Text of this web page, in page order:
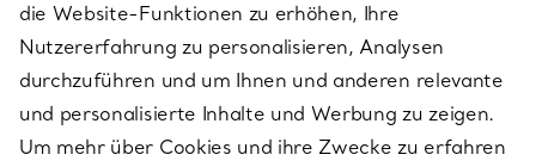
ÜBER TIFFANY & CO.
RECHTLICHE HINWEISE
die Website-Funktionen zu erhöhen, Ihre
Nutzererfahrung zu personalisieren, Analysen
durchzuführen und um Ihnen und anderen relevante
und personalisierte Inhalte und Werbung zu zeigen.
Um mehr über Cookies und ihre Zwecke zu erfahren